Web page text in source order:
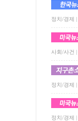
정치/경제 |
사회/사건 |
정치/경제 |
정치/경제 |